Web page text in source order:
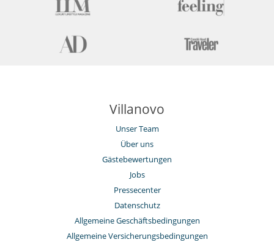
Villanovo
Unser Team
Über uns
Gästebewertungen
Jobs
Pressecenter
Datenschutz
Allgemeine Geschäftsbedingungen
Allgemeine Versicherungsbedingungen